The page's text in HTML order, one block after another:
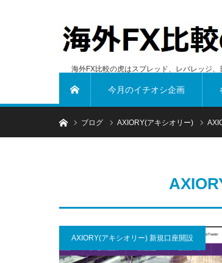
海外FX比較の虎はスプレッド、レバレッジ
今月のイチオシ企画
ホームブログ AXIORY(アキシオリー)
AXIORY(アキシオリー) 新規口座開設